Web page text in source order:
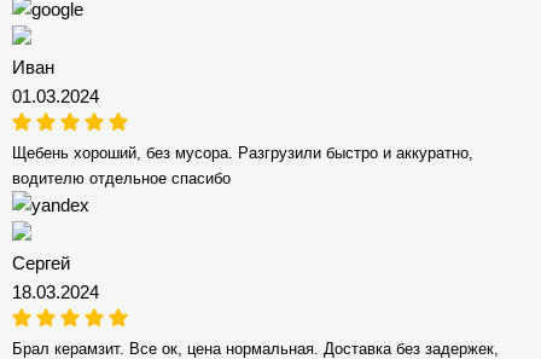
Иван
01.03.2024
Щебень хороший, без мусора. Разгрузили быстро и аккуратно,
водителю отдельное спасибо
Сергей
18.03.2024
Брал керамзит. Все ок, цена нормальная. Доставка без задержек,